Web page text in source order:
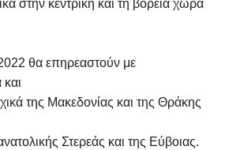
στην κεντρική και τη βόρεια χώρα
θα επηρεαστούν με
της Μακεδονίας και της Θράκης
Στερεάς και της Εύβοιας.